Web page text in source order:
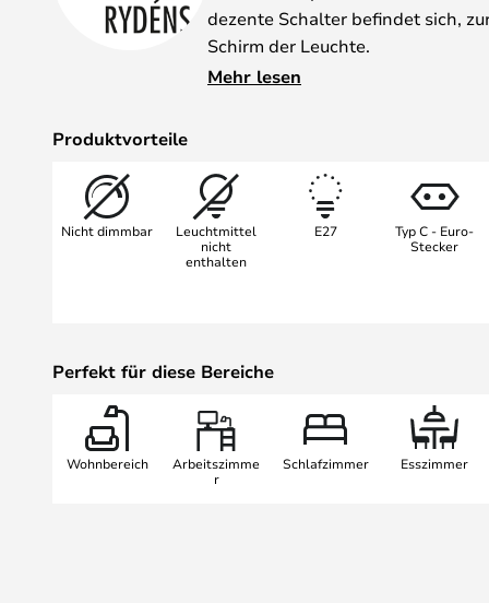
dezente Schalter befindet sich,
Schirm der Leuchte.
Die schöne Wandleuchte ist in
Leselampe ins Schlafzimmer als
zusätzliche Beleuchtung über
einfache Bazar-Pendelleuchte in
finden.
Mehr lesen
Produktvorteile
Nicht dimmbar
Leuchtmittel
nicht
enthalten
E27
Typ C - Euro-
Stecker
Perfekt für diese Bereiche
Wohnbereich
Arbeitszimme
r
Schlafzimmer Esszimmer